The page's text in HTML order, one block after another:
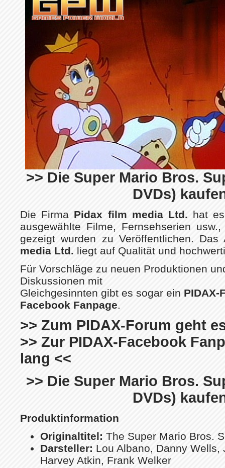
>> Die Super Mario Bros.
DVDs)
Die Firma Pidax film media Ltd. hat
ausgewählte Filme, Fernsehserien
gezeigt wurden zu Veröffentlichen.
media Ltd. liegt auf Qualität und
Für Vorschläge zu neuen Produktionen
Diskussionen mit
Gleichgesinnten gibt es sogar ein PIDAX-
Facebook Fanpage.
>> Zum PIDAX-Forum geht
>> Zur PIDAX-Facebook
lang <<
>> Die Super Mario Bros.
DVDs)
Produktinformation
Originaltitel: The Super Mario Bros.
Darsteller: Lou Albano, Danny
Harvey Atkin, Frank Welker